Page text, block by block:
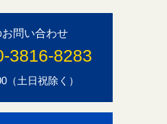
問い合わせ
3816-8283
（土日祝除く）